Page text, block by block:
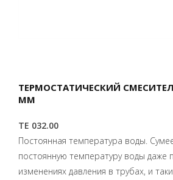
ТЕРМОСТАТИЧЕСКИЙ
ММ
TE 032.00
Постоянная температура воды.
постоянную температуру воды даже
изменениях давления в трубах, и